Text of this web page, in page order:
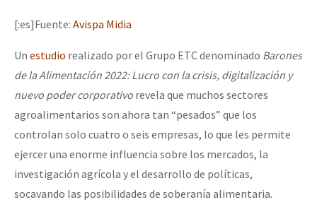
La Sexta
AutonomÍa y Resistencia
Megaproyectos
Presos
Mujeres
Dia 1: Encontro “Guerra contra a Humanidade”
[CDMX – 20 julio] Jornadas globales por la libertad de Jesús
“Sonhando a Terra do Bem Virá” se publica no Estado Espanhol
[:es]Fuente: Avispa Midia
Un estudio realizado por el Grupo ETC denominado Barones
de la Alimentación 2022: Lucro con la crisis, digitalización y
nuevo poder corporativo revela que muchos sectores
agroalimentarios son ahora tan “pesados” que los
controlan solo cuatro o seis empresas, lo que les permite
ejercer una enorme influencia sobre los mercados, la
investigación agrícola y el desarrollo de políticas,
socavando las posibilidades de soberanía alimentaria.